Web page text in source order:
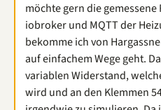
möchte gern die
iobroker und MQTT der
bekomme ich von
auf einfachem Wege geht.
variablen Widerstand,
wird und an den Klemmen